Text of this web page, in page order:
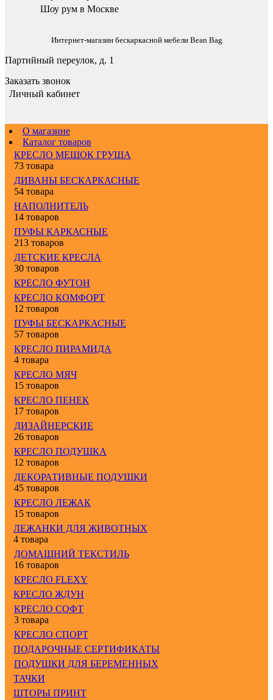
Шоу рум в Москве
Интернет-магазин бескаркасной мебели Bean Bag
Партийный переулок, д. 1
Заказать звонок
Личный кабинет
О магазине
Каталог товаров
КРЕСЛО МЕШОК ГРУША
73 товара
ДИВАНЫ БЕСКАРКАСНЫЕ
54 товара
НАПОЛНИТЕЛЬ
14 товаров
ПУФЫ КАРКАСНЫЕ
213 товаров
ДЕТСКИЕ КРЕСЛА
30 товаров
КРЕСЛО ФУТОН
КРЕСЛО КОМФОРТ
12 товаров
ПУФЫ БЕСКАРКАСНЫЕ
57 товаров
КРЕСЛО ПИРАМИДА
4 товара
КРЕСЛО МЯЧ
15 товаров
КРЕСЛО ПЕНЕК
17 товаров
ДИЗАЙНЕРСКИЕ
26 товаров
КРЕСЛО ПОДУШКА
12 товаров
ДЕКОРАТИВНЫЕ ПОДУШКИ
45 товаров
КРЕСЛО ЛЕЖАК
15 товаров
ЛЕЖАНКИ ДЛЯ ЖИВОТНЫХ
4 товара
ДОМАШНИЙ ТЕКСТИЛЬ
16 товаров
КРЕСЛО FLEXY
КРЕСЛО ЖДУН
КРЕСЛО СОФТ
3 товара
КРЕСЛО СПОРТ
ПОДАРОЧНЫЕ СЕРТИФИКАТЫ
ПОДУШКИ ДЛЯ БЕРЕМЕННЫХ
ТАЧКИ
ШТОРЫ ПРИНТ